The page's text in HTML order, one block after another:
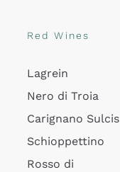
Red Wines
Lagrein
Nero di Troia
Carignano Sulcis
Schioppettino
Rosso di